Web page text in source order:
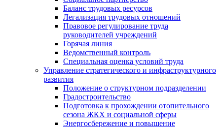
Баланс трудовых ресурсов
Легализация трудовых отношений
Правовое регулирование труда
руководителей учреждений
Горячая линия
Ведомственный контроль
Специальная оценка условий труда
Управление стратегического и инфраструктурного
развития
Положение о структурном подразделении
Градостроительство
Подготовка к прохождении отопительного
сезона ЖКХ и социальной сферы
Энергосбережение и повышение